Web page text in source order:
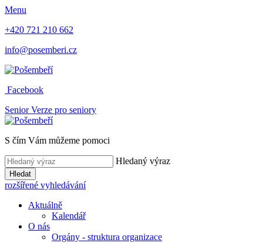
Menu
+420 721 210 662
info@posemberi.cz
Facebook
Senior Verze pro seniory
S čím Vám můžeme pomoci
Hledaný výraz
Hledat
rozšířené vyhledávání
Aktuálně
Kalendář
O nás
Orgány - struktura organizace